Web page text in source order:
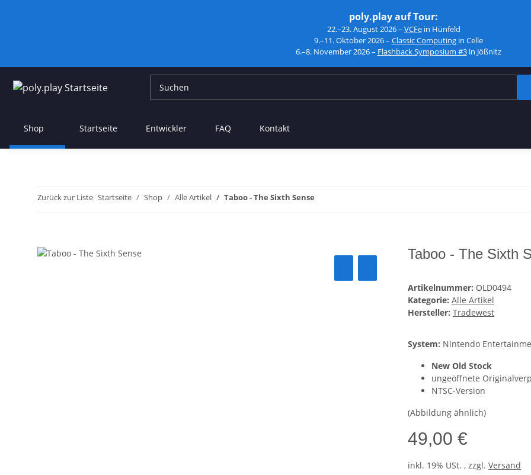
poly.play auf Tour:
22.–23. August 2026 – VCFein Hünfeld
9.–11. Oktober 2026 – Classic Computingin Celle
6.–8. November 2026 – Flashback Symposium #3in Jößnitz
Shop Startseite Entwickler FAQ Kontakt
Zurück zur Liste Startseite Shop Alle Artikel Taboo - The Sixth Sense
Taboo - The Sixth
Artikelnummer: OLD0494
Kategorie: Alle Artikel
Hersteller: Tradewest
System: Nintendo
New Old Stock
ungeöffnete
NTSC-Version
(Abbildung ähnlich)
49,00 €
inkl. 19% USt. , zzgl. Versand